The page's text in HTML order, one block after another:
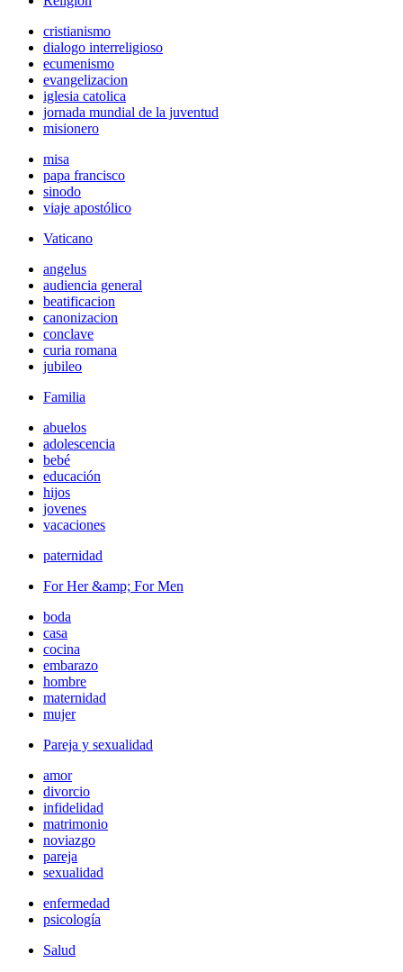
cristianismo
dialogo interreligioso
ecumenismo
evangelizacion
iglesia catolica
jornada mundial de la juventud
misionero
misa
papa francisco
sinodo
viaje apostólico
Vaticano
angelus
audiencia general
beatificacion
canonizacion
conclave
curia romana
jubileo
Familia
abuelos
adolescencia
bebé
educación
hijos
jovenes
vacaciones
paternidad
For Her &amp; For Men
boda
casa
cocina
embarazo
hombre
maternidad
mujer
Pareja y sexualidad
amor
divorcio
infidelidad
matrimonio
noviazgo
pareja
sexualidad
enfermedad
psicología
Salud